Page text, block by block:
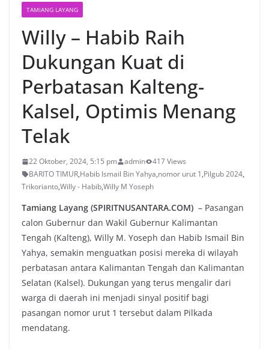
TAMIANG LAYANG
Willy – Habib Raih
Dukungan Kuat di
Perbatasan Kalteng-
Kalsel, Optimis Menang
Telak
22 Oktober, 2024, 5:15 pm admin
417 Views
BARITO TIMUR,Habib Ismail Bin Yahya,nomor urut 1,Pilgub 2024,
Trikorianto,Willy - Habib,Willy M Yoseph
Tamiang Layang (SPIRITNUSANTARA.COM) – Pasangan
calon Gubernur dan Wakil Gubernur Kalimantan
Tengah (Kalteng), Willy M. Yoseph dan Habib Ismail Bin
Yahya, semakin menguatkan posisi mereka di wilayah
perbatasan antara Kalimantan Tengah dan Kalimantan
Selatan (Kalsel). Dukungan yang terus mengalir dari
warga di daerah ini menjadi sinyal positif bagi
pasangan nomor urut 1 tersebut dalam Pilkada
mendatang.